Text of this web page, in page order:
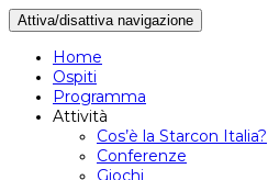
Attiva/disattiva navigazione
Home
Ospiti
Programma
Attività
Cos’è la Starcon Italia?
Conferenze
Giochi